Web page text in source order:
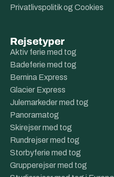
Privatlivspolitik og Cookies
Rejsetyper
Aktiv ferie med tog
Badeferie med tog
Bernina Express
Glacier Express
Julemarkeder med tog
Panoramatog
Skirejser med tog
Rundrejser med tog
Storbyferie med tog
Grupperejser med tog